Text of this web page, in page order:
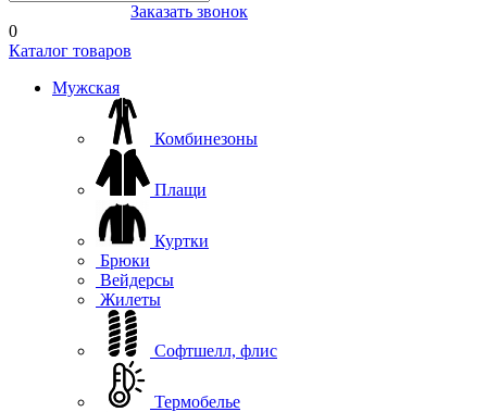
Заказать звонок
0
Каталог товаров
Мужская
Комбинезоны
Плащи
Куртки
Брюки
Вейдерсы
Жилеты
Софтшелл, флис
Термобелье